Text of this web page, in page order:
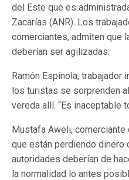
del Este que es
Zacarías (ANR). Los
comerciantes, admiten que
deberían ser agilizadas.
Ramón Espínola, trabajador
los turistas se sorprenden
vereda allí. “Es inaceptable
Mustafa Aweli,
que están perdiendo dinero
autoridades deberían de
la normalidad lo antes